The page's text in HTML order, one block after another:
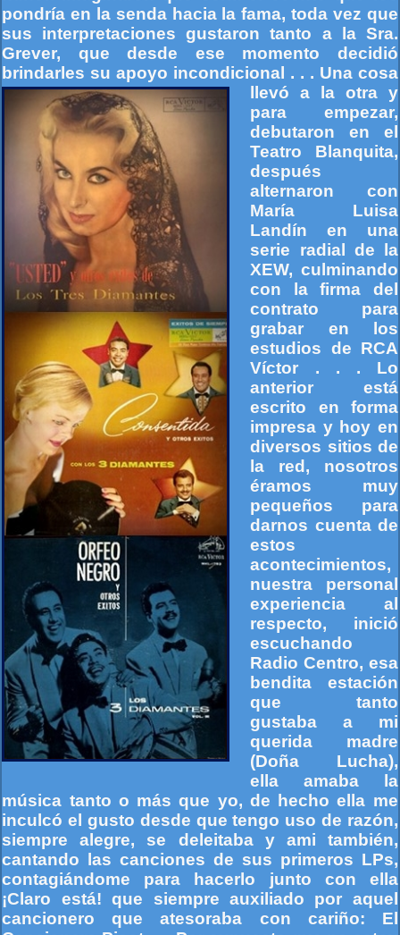
pondría en la senda hacia la fama, toda vez que
sus interpretaciones gustaron tanto a la Sra.
Grever, que desde ese momento decidió
brindarles su apoyo incondicional . . . Una cosa
llevó a la otra y
para empezar,
debutaron en el
Teatro Blanquita,
después
alternaron con
María Luisa
Landín en una
serie radial de la
XEW, culminando
con la firma del
contrato para
grabar en los
estudios de RCA
Víctor . . . Lo
anterior está
escrito en forma
impresa y hoy en
diversos sitios de
la red, nosotros
éramos muy
pequeños para
darnos cuenta de
estos
acontecimientos,
nuestra personal
experiencia al
respecto, inició
escuchando
Radio Centro, esa
bendita estación
que tanto
gustaba a mi
querida madre
(Doña Lucha),
ella amaba la
música tanto o más que yo, de hecho ella me
inculcó el gusto desde que tengo uso de razón,
siempre alegre, se deleitaba y ami también,
cantando las canciones de sus primeros LPs,
contagiándome para hacerlo junto con ella
¡Claro está! que siempre auxiliado por aquel
cancionero que atesoraba con cariño: El